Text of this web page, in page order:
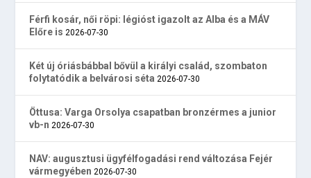
Férfi kosár, női röpi: légióst igazolt az Alba és a MÁV
Előre is 2026-07-30
Két új óriásbábbal bővül a királyi család, szombaton
folytatódik a belvárosi séta 2026-07-30
Öttusa: Varga Orsolya csapatban bronzérmes a junior
vb-n 2026-07-30
NAV: augusztusi ügyfélfogadási rend változása Fejér
vármegyében 2026-07-30